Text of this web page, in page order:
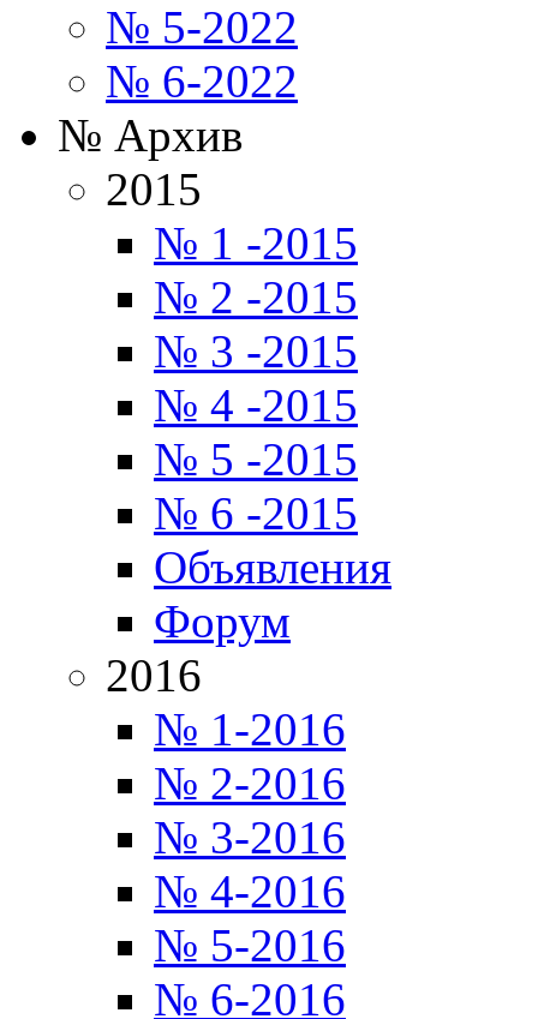
№ 5-2022
№ 6-2022
№ Архив
2015
№ 1 -2015
№ 2 -2015
№ 3 -2015
№ 4 -2015
№ 5 -2015
№ 6 -2015
Объявления
Форум
2016
№ 1-2016
№ 2-2016
№ 3-2016
№ 4-2016
№ 5-2016
№ 6-2016